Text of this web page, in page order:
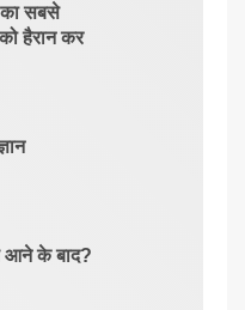
का सबसे
हैरान कर
आने के बाद?